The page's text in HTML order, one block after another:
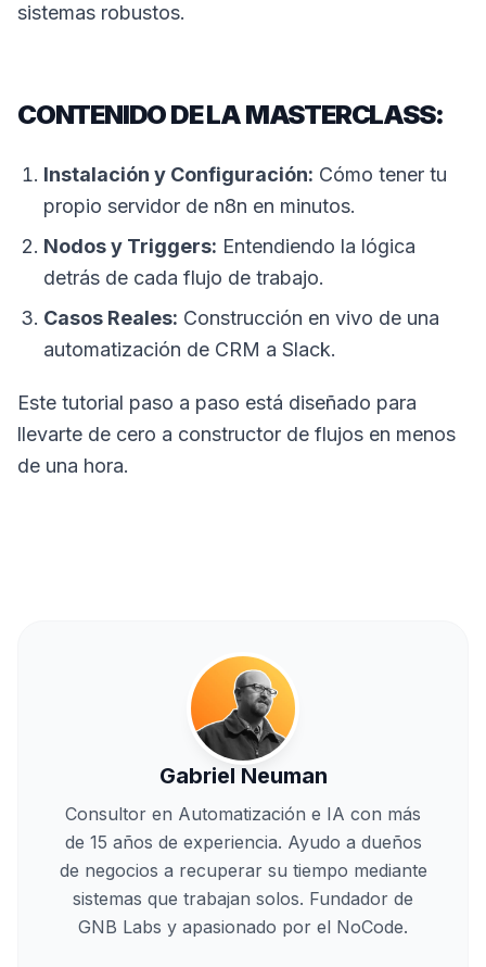
sistemas robustos.
CONTENIDO DE LA MASTERCLASS:
Instalación y Configuración: Cómo tener tu
propio servidor de n8n en minutos.
Nodos y Triggers: Entendiendo la lógica
detrás de cada flujo de trabajo.
Casos Reales: Construcción en vivo de una
automatización de CRM a Slack.
Este tutorial paso a paso está diseñado para
llevarte de cero a constructor de flujos en menos
de una hora.
Gabriel Neuman
Consultor en Automatización e IA con más
de 15 años de experiencia. Ayudo a dueños
de negocios a recuperar su tiempo mediante
sistemas que trabajan solos. Fundador de
GNB Labs y apasionado por el NoCode.